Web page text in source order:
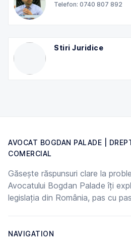
Telefon: 0740 807 892
Stiri Juridice
AVOCAT BOGDAN PALADE |
COMERCIAL
Găsește răspunsuri clare la
Avocatului Bogdan Palade îți
legislația din România, pas cu
NAVIGATION